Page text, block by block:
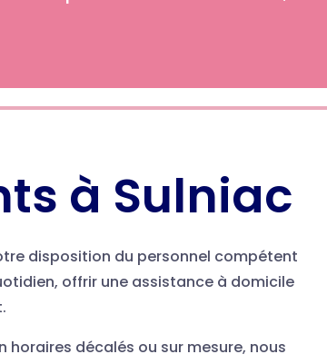
à Sulniac
disposition du personnel compétent
offrir une assistance à domicile
horaires décalés ou sur mesure, nous